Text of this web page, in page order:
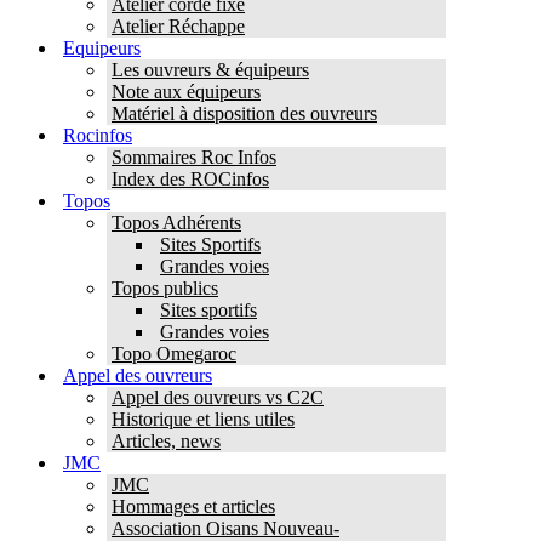
Atelier corde fixe
Atelier Réchappe
Equipeurs
Les ouvreurs & équipeurs
Note aux équipeurs
Matériel à disposition des ouvreurs
Rocinfos
Sommaires Roc Infos
Index des ROCinfos
Topos
Topos Adhérents
Sites Sportifs
Grandes voies
Topos publics
Sites sportifs
Grandes voies
Topo Omegaroc
Appel des ouvreurs
Appel des ouvreurs vs C2C
Historique et liens utiles
Articles, news
JMC
JMC
Hommages et articles
Association Oisans Nouveau-